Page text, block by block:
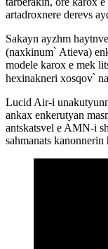
artadroxnere derevs
Sakayn ayzhm
(naxkinum՝ Atieva)
modele karox e mek
hexinakneri xosqov՝
Lucid Air-i
ankax enkerutyan
antskatsvel e AMN-i
sahmanats kanonnerin